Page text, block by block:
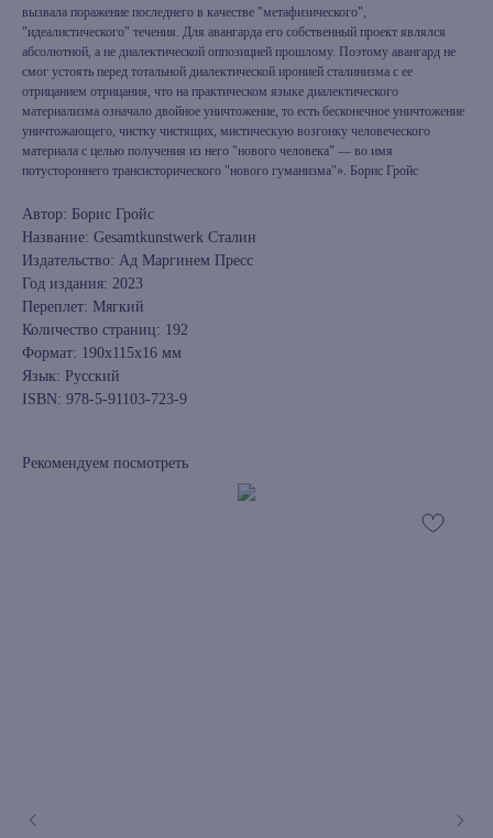
вызвала поражение последнего в качестве "метафизического",
"идеалистического" течения. Для авангарда его собственный проект являлся
абсолютной, а не диалектической оппозицией прошлому. Поэтому авангард не
смог устоять перед тотальной диалектической иронией сталинизма с ее
отрицанием отрицания, что на практическом языке диалектического
материализма означало двойное уничтожение, то есть бесконечное уничтожение
уничтожающего, чистку чистящих, мистическую возгонку человеческого
материала с целью получения из него "нового человека" — во имя
потустороннего трансисторического "нового гуманизма"». Борис Гройс
Автор: Борис Гройс
Название: Gesamtkunstwerk Сталин
Издательство: Ад Маргинем Пресс
Год издания: 2023
Переплет: Мягкий
Количество страниц: 192
Формат: 190x115x16 мм
Язык: Русский
ISBN: 978-5-91103-723-9
Рекомендуем посмотреть